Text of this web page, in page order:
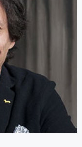
Area di